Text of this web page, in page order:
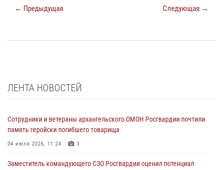
← Предыдущая Следующая →
ЛЕНТА НОВОСТЕЙ
Сотрудники и ветераны архангельского ОМОН Росгвардии почтили
память геройски погибшего товарища
04 июля 2026, 11:24 3
Заместитель командующего СЗО Росгвардии оценил потенциал